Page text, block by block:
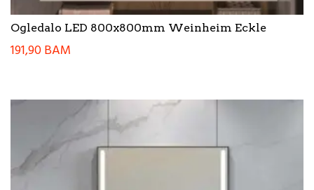
Ogledalo LED 800x800mm Weinheim Eckle
191,90BAM